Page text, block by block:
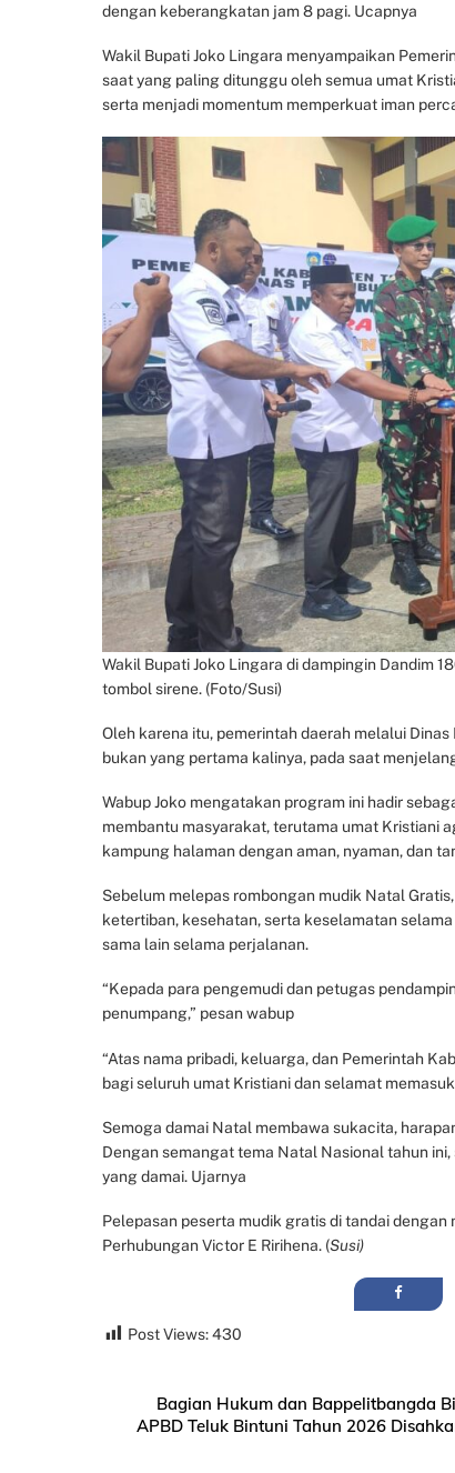
dengan keberangkatan jam 8 pagi. Ucapnya
Wakil Bupati Joko Lingara menyampaikan
saat yang paling ditunggu oleh semua umat
serta menjadi momentum memperkuat iman
Wakil Bupati Joko Lingara di dampingin Dandim
tombol sirene. (Foto/Susi)
Oleh karena itu, pemerintah daerah melalui
bukan yang pertama kalinya, pada saat
Wabup Joko mengatakan program ini hadir
membantu masyarakat, terutama umat Kristiani
kampung halaman dengan aman, nyaman, dan
Sebelum melepas rombongan mudik Natal
ketertiban, kesehatan, serta keselamatan
sama lain selama perjalanan.
“Kepada para pengemudi dan petugas
penumpang,” pesan wabup
“Atas nama pribadi, keluarga, dan Pemerintah
bagi seluruh umat Kristiani dan selamat
Semoga damai Natal membawa sukacita,
Dengan semangat tema Natal Nasional tahun
yang damai. Ujarnya
Pelepasan peserta mudik gratis di tandai
Perhubungan Victor E Ririhena. (Susi)
Post Views:430
Bagian Hukum dan Bappelitbangda
APBD Teluk Bintuni Tahun 2026